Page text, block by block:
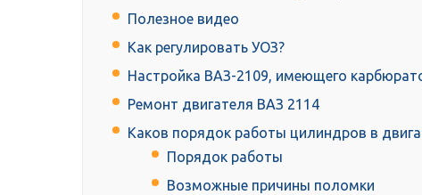
Полезное видео
Как регулировать УОЗ?
Настройка ВАЗ-2109, имеющего
Ремонт двигателя ВАЗ 2114
Каков порядок работы цилиндров в
Порядок работы
Возможные причины поломки